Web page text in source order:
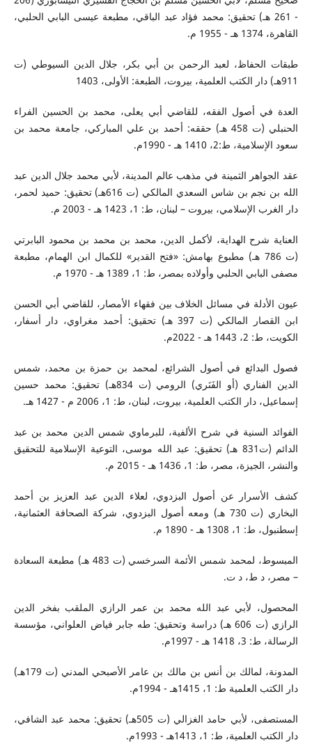
- 261 هـ) تحقيق: محمد فؤاد عبد الباقي، مطبعة عيسى البابي الحلبي،
القاهرة، 1374 هـ - 1955 م.
طبقات الحفاظ، لعبد الرحمن بن أبي بكر، جلال الدين السيوطي (ت
911هـ) دار الكتب العلمية، بيروت، الطبعة: الأولى، 1403
العدة في أصول الفقه، للقاضي أبي يعلى، محمد بن الحسين الفراء
الحنبلي (ت 458 هـ) حققه: أحمد بن علي المباركي، جامعة محمد بن
سعود الإسلامية، ط:2، 1410 هـ - 1990م.
عقد الجواهر الثمينة في مذهب عالم المدينة، لأبي محمد جلال الدين عبد
الله بن نجم بن شاس السعدي المالكي (ت 616هـ) تحقيق: حميد لحمر،
دار الغرب الإسلامي، بيروت – لبنان، ط: 1، 1423 هـ - 2003 م.
العناية شرح الهداية، لأكمل الدين، محمد بن محمد بن محمود البابرتي
(ت 786 هـ) مطبوع بهامش: «فتح القدير» للكمال ابن الهمام، مطبعة
مصفى البابي الحلبي وأولاده بمصر، ط: 1، 1389 هـ - 1970 م.
عيون الأدلة في مسائل الخلاف بين فقهاء الأمصار، للقاضي أبي الحسن
ابن القصار المالكي (ت 397 هـ) تحقيق: أحمد مغراوي، دار أسفار،
الكويت، ط: 2، 1443 هـ - 2022م.
فصول البدائع في أصول الشرائع، لمحمد بن حمزة بن محمد، شمس
الدين الفناري (أو الفَنَري) الرومي (ت 834هـ) تحقيق: محمد حسين
إسماعيل، دار الكتب العلمية، بيروت، لبنان، ط: 1، 2006 م - 1427 هـ.
الفوائد السنية في شرح الألفية، للبرماوي شمس الدين محمد بن عبد
الدائم (ت831 هـ) تحقيق: عبد الله موسى، التوعية الإسلامية للتحقيق
والنشر، الجيزة، مصر، ط: 1، 1436 هـ - 2015 م.
كشف الأسرار عن أصول البزدوي، لعلاء الدين عبد العزيز بن أحمد
البخاري (ت 730 هـ) ومعه أصول البزدوي، شركة الصحافة العثمانية،
إسطنبول، ط: 1، 1308 هـ - 1890 م.
المبسوط، لمحمد شمس الأئمة السرخسي (ت 483 هـ) مطبعة السعادة
– مصر، د ط، د ت.
المحصول، لأبي عبد الله محمد بن عمر الرازي الملقب بفخر الدين
الرازي (ت 606 هـ) دراسة وتحقيق: طه جابر فياض العلواني، مؤسسة
الرسالة، ط: 3، 1418 هـ - 1997م.
المدونة، لمالك بن أنس بن مالك بن عامر الأصبحي المدني (ت 179هـ)
دار الكتب العلمية ط: 1، 1415هـ - 1994م.
المستصفى، لأبي حامد الغزالي (ت 505هـ) تحقيق: محمد عبد الشافي،
دار الكتب العلمية، ط: 1، 1413هـ - 1993م.